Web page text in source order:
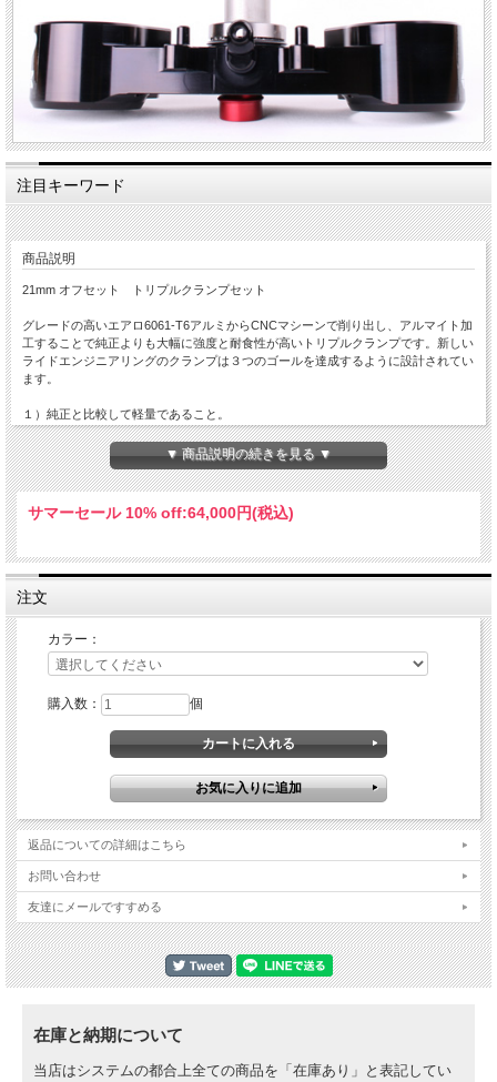
注目キーワード
商品説明
21mm オフセット トリプルクランプセット
グレードの高いエアロ6061-T6アルミからCNCマシーンで削り出し、アルマイト加
工することで純正よりも大幅に強度と耐食性が高いトリプルクランプです。新しい
ライドエンジニアリングのクランプは３つのゴールを達成するように設計されてい
ます。
１）純正と比較して軽量であること。
２）フォークに巻き付けるボトムクランプ部分は純正同様にスムーズなフォークの
動きを追求
３）ライダーのニーズに合わせて異なるオフセットが選べ、好みのハンドルポジシ
ョンを選択可能に。
４）ハンドガードマウントを取り付けられるようにピンチボルトを前面箇所に配
置。
バープレートのマウントを拡張。
21mmオフセットはArenacross（AX）、モトクロス（MX）、スーパークロス
（SX）、モタード（SM)、ワールド?オフロード選手権シリーズ（WORCS）＆砂
CRF450R (09-12) CRF250R (10-13)モデルにおすすめ。
純正のバーマウントもしくは強度、ねじり剛性とハンドルバーの調整（3mm前方
または3mm後方）が可能なRide Eng.のラバーコーンバーマウントをご使用下さ
キット内容：トップクランプ、ボトムクランプ、ステムとステムベアリングがすべ
▼ 商品説明の続きを見る ▼
サマーセール 10% off:64,000円(税込)
注文
カラー：
購入数： 個
返品についての詳細はこちら
お問い合わせ
友達にメールですすめる
在庫と納期について
当店はシステムの都合上全ての商品を「在庫あり」と表記してい